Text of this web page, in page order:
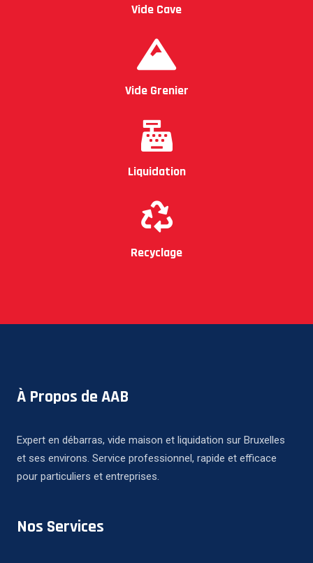
Vide Cave
Vide Grenier
Liquidation
Recyclage
À Propos de AAB
Expert en débarras, vide maison et liquidation sur Bruxelles
et ses environs. Service professionnel, rapide et efficace
pour particuliers et entreprises.
Nos Services